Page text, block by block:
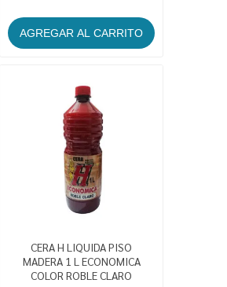
CERA H LIQUIDA PISO
MADERA 1 L ECONOMICA
COLOR ROBLE CLARO